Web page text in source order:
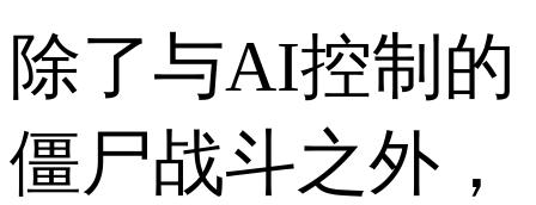
除了与AI控制的
僵尸战斗之外，